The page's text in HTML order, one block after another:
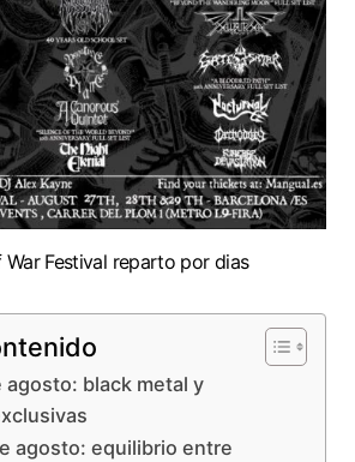
War Festival reparto por dias
agosto: black metal y
agosto: equilibrio entre